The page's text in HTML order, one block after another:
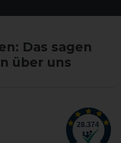
Das sagen
über uns